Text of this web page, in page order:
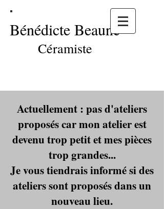
Bénédicte Beaune
Céramiste
Actuellement : pas d'ateliers
proposés car mon atelier est
devenu trop petit et mes pièces
trop grandes...
Je vous tiendrais informé si des
ateliers sont proposés dans un
nouveau lieu.